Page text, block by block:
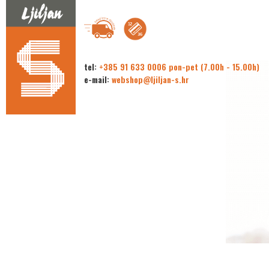
tel: +385 91 633 0006 pon-pet (7.00h - 15.00h)
e-mail: webshop@ljiljan-s.hr